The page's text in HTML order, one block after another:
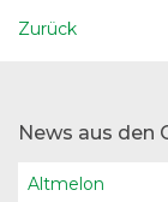
Zurück
News aus den
Altmelon